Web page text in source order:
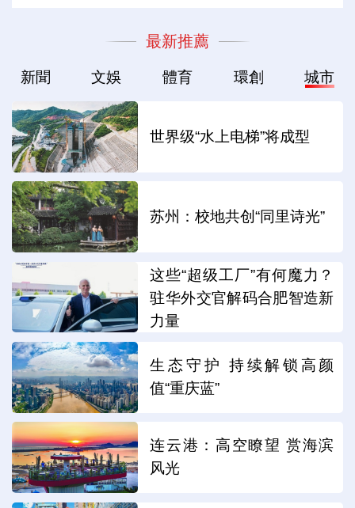
最新推薦
新聞 文娛 體育 環創 城市
世界级“水上电梯”将成型
苏州：校地共创“同里诗光”
这些“超级工厂”有何魔力？
驻华外交官解码合肥智造新
力量
生态守护 持续解锁高颜
值“重庆蓝”
连云港：高空瞭望 赏海滨
风光